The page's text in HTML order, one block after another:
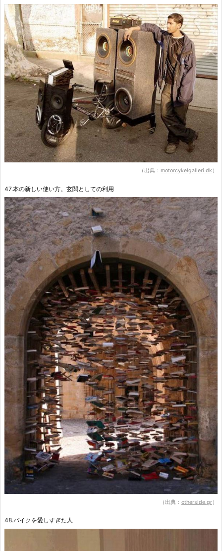
（出典： motorcykelgalleri.dk）
47.本の新しい使い方。玄関としての利用
（出典： otherside.gr）
48.バイクを愛しすぎた人